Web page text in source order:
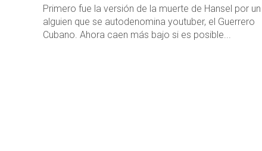
Primero fue la versión de la muerte de Hansel por un
alguien que se autodenomina youtuber, el Guerrero
Cubano. Ahora caen más bajo si es posible...